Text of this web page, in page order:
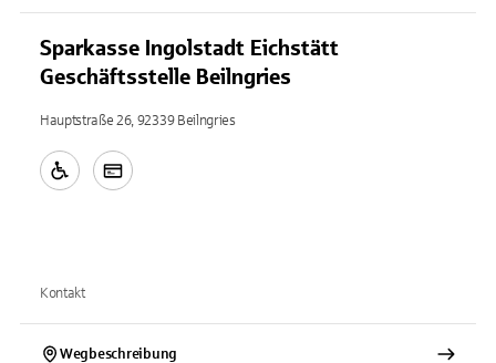
Sparkasse Ingolstadt Eichstätt
Geschäftsstelle Beilngries
Hauptstraße 26, 92339 Beilngries
Kontakt
Wegbeschreibung